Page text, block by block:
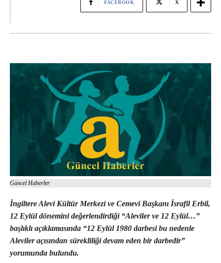
FACEBOOK X
Güncel Haberler
İngiltere Alevi Kültür Merkezi ve Cemevi Başkanı İsrafil Erbil,
12 Eylül dönemini değerlendirdiği “Aleviler ve 12 Eylül…”
başlıklı açıklamasında “12 Eylül 1980 darbesi bu nedenle
Aleviler açısından sürekliliği devam eden bir darbedir”
yorumunda bulundu.